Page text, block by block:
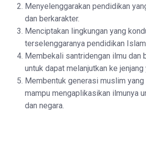
Menyelenggarakan pendidikan
dan berkarakter.
Menciptakan lingkungan yang
terselenggaranya pendidikan
Membekali santridengan ilmu dan
untuk dapat melanjutkan ke jenjang
Membentuk generasi muslim yang
mampu mengaplikasikan ilmunya
dan negara.